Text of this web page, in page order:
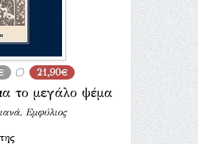
21,90€
το μεγάλο ψέμα
Εμφύλιος